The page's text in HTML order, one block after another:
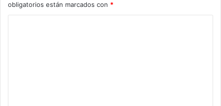
obligatorios están marcados con *